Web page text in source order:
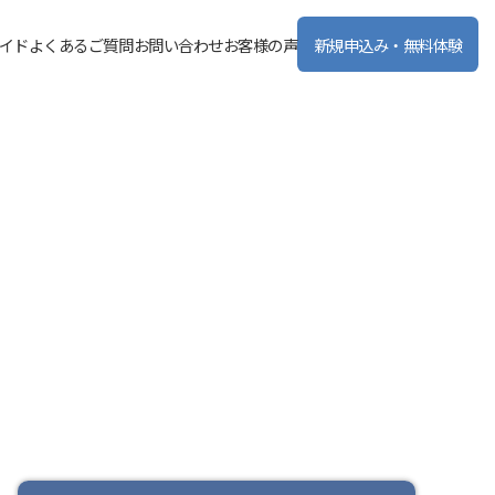
ドよくあるご質問お問い合わせお客様の声 新規申込み・無料体験